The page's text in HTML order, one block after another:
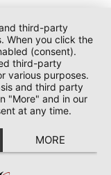
third-party
When you click the
(consent).
third-party
various purposes.
and third party
"More" and in our
at any time.
MORE